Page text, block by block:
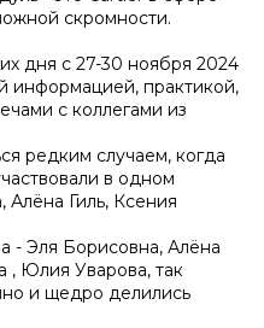
скромности.
дня с 27-30 ноября 2024
информацией, практикой,
с коллегами из
редким случаем, когда
в одном
Гиль, Ксения
- Эля Борисовна, Алёна
, Юлия Уварова, так
и щедро делились